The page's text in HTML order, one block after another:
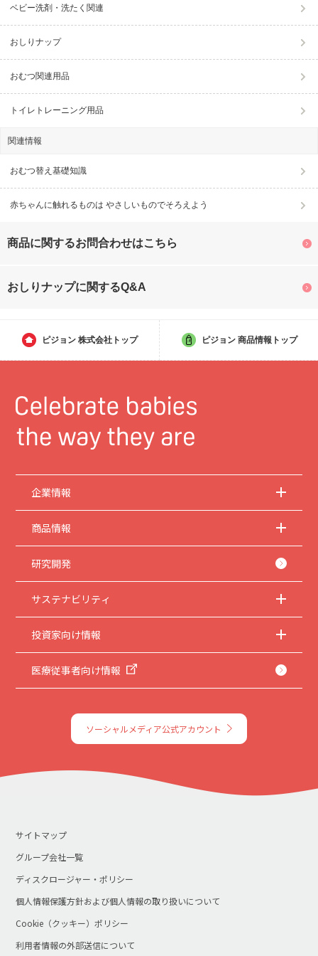
ベビー洗剤・洗たく関連
おしりナップ
おむつ関連用品
トイレトレーニング用品
関連情報
おむつ替え基礎知識
赤ちゃんに触れるものは やさしいものでそろえよう
商品に関するお問合わせはこちら
おしりナップに関するQ&A
ピジョン 株式会社トップ ピジョン 商品情報トップ
企業情報
商品情報
研究開発
サステナビリティ
投資家向け情報
医療従事者向け情報
ソーシャルメディア公式アカウント
サイトマップ
グループ会社一覧
ディスクロージャー・ポリシー
個人情報保護方針および個人情報の取り扱いについて
Cookie（クッキー）ポリシー
利用者情報の外部送信について